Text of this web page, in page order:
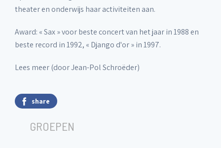
theater en onderwijs haar activiteiten aan.
Award: « Sax » voor beste concert van het jaar in 1988 en
beste record in 1992, « Django d'or » in 1997.
Lees meer (door Jean-Pol Schroëder)
share
GROEPEN